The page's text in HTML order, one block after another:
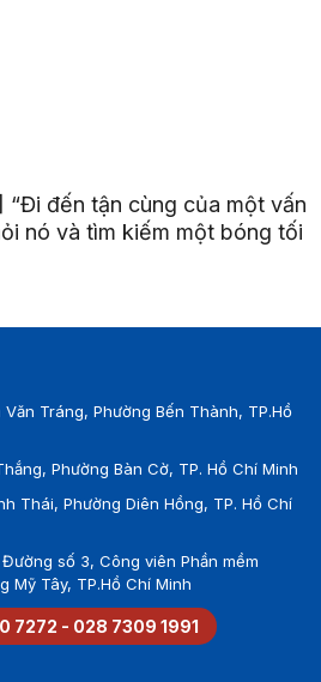
“Đi đến tận cùng của một vấn
nó và tìm kiếm một bóng tối
Văn Tráng, Phường Bến Thành, TP.Hồ
Phường Bàn Cờ, TP. Hồ Chí Minh
Thái, Phường Diên Hồng, TP. Hồ Chí
Đường số 3, Công viên Phần mềm
Mỹ Tây, TP.Hồ Chí Minh
7272 - 028 7309 1991